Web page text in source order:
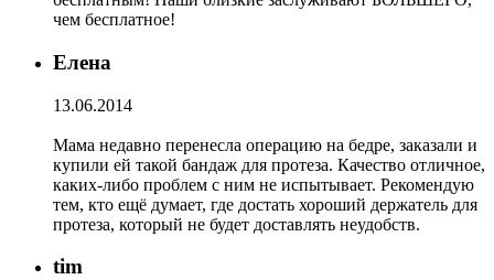
чем бесплатное!
Елена
13.06.2014
Мама недавно перенесла операцию на бедре, заказали и
купили ей такой бандаж для протеза. Качество отличное,
каких-либо проблем с ним не испытывает. Рекомендую
тем, кто ещё думает, где достать хороший держатель для
протеза, который не будет доставлять неудобств.
tim